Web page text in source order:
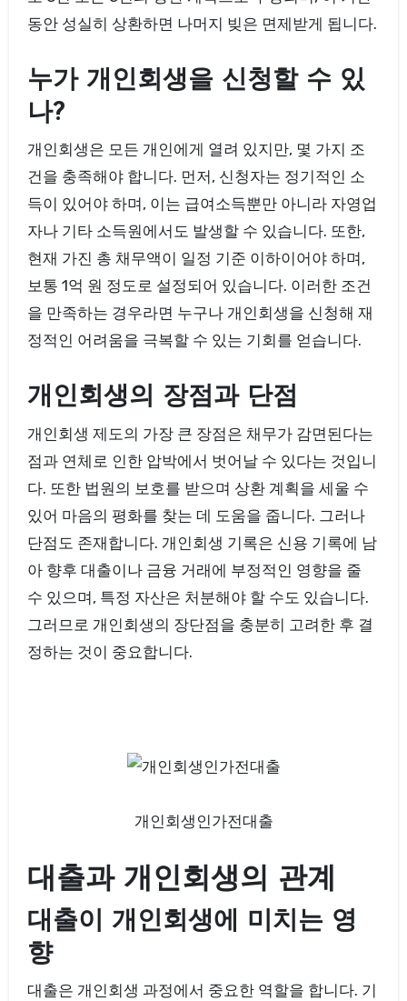
동안 성실히 상환하면 나머지 빚은 면제받게 됩니다.
누가 개인회생을 신청할 수 있
나?
개인회생은 모든 개인에게 열려 있지만, 몇 가지 조
건을 충족해야 합니다. 먼저, 신청자는 정기적인 소
득이 있어야 하며, 이는 급여소득뿐만 아니라 자영업
자나 기타 소득원에서도 발생할 수 있습니다. 또한,
현재 가진 총 채무액이 일정 기준 이하이어야 하며,
보통 1억 원 정도로 설정되어 있습니다. 이러한 조건
을 만족하는 경우라면 누구나 개인회생을 신청해 재
정적인 어려움을 극복할 수 있는 기회를 얻습니다.
개인회생의 장점과 단점
개인회생 제도의 가장 큰 장점은 채무가 감면된다는
점과 연체로 인한 압박에서 벗어날 수 있다는 것입니
다. 또한 법원의 보호를 받으며 상환 계획을 세울 수
있어 마음의 평화를 찾는 데 도움을 줍니다. 그러나
단점도 존재합니다. 개인회생 기록은 신용 기록에 남
아 향후 대출이나 금융 거래에 부정적인 영향을 줄
수 있으며, 특정 자산은 처분해야 할 수도 있습니다.
그러므로 개인회생의 장단점을 충분히 고려한 후 결
정하는 것이 중요합니다.
개인회생인가전대출
대출과 개인회생의 관계
대출이 개인회생에 미치는 영
향
대출은 개인회생 과정에서 중요한 역할을 합니다. 기